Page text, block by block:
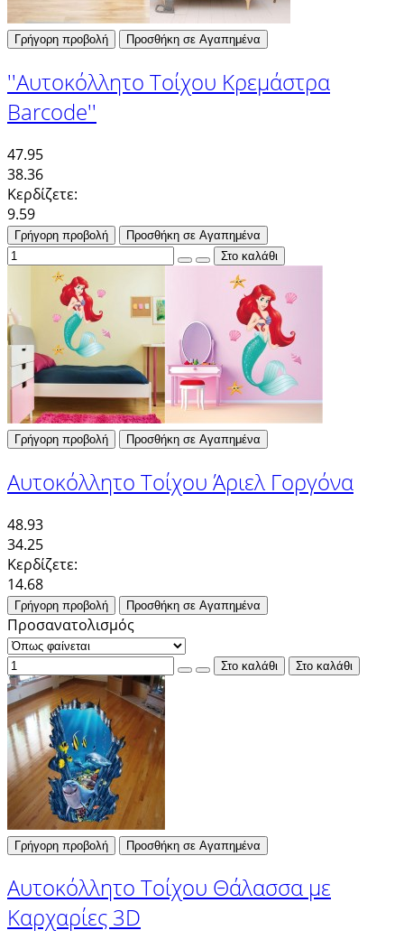
Γρήγορη προβολή Προσθήκη σε Αγαπημένα
''Αυτοκόλλητο Τοίχου Κρεμάστρα
Barcode''
47.95
38.36
Κερδίζετε:
9.59
Γρήγορη προβολή Προσθήκη σε Αγαπημένα
Γρήγορη προβολή Προσθήκη σε Αγαπημένα
Αυτοκόλλητο Τοίχου Άριελ Γοργόνα
48.93
34.25
Κερδίζετε:
14.68
Γρήγορη προβολή Προσθήκη σε Αγαπημένα
Προσανατολισμός
Γρήγορη προβολή Προσθήκη σε Αγαπημένα
Αυτοκόλλητο Τοίχου Θάλασσα με
Καρχαρίες 3D